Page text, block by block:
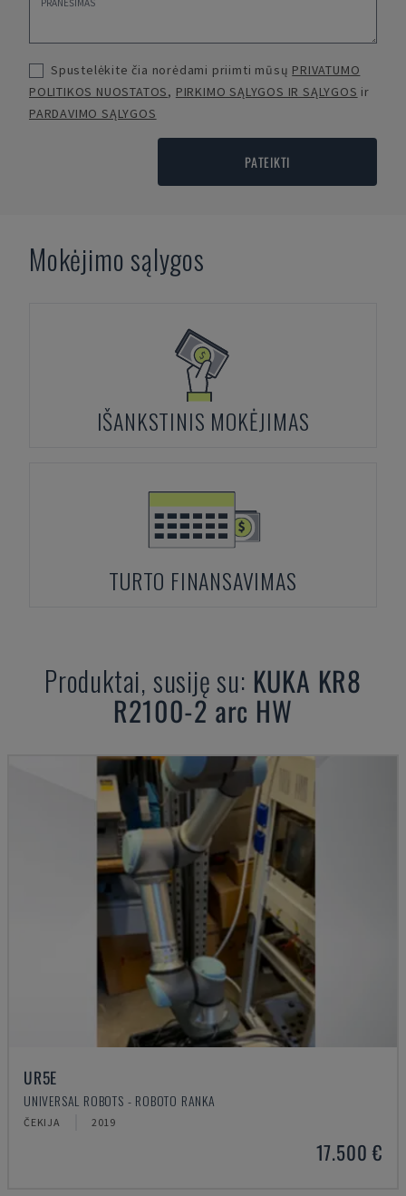
Spustelėkite čia norėdami priimti mūsų PRIVATUMO
POLITIKOS NUOSTATOS, PIRKIMO SĄLYGOS IR SĄLYGOS ir
PARDAVIMO SĄLYGOS
PATEIKTI
Mokėjimo sąlygos
IŠANKSTINIS MOKĖJIMAS
TURTO FINANSAVIMAS
Produktai, susiję su: KUKA KR8
R2100-2 arc HW
UR5E
UNIVERSAL ROBOTS - ROBOTO RANKA
ČEKIJA 2019
17.500 €